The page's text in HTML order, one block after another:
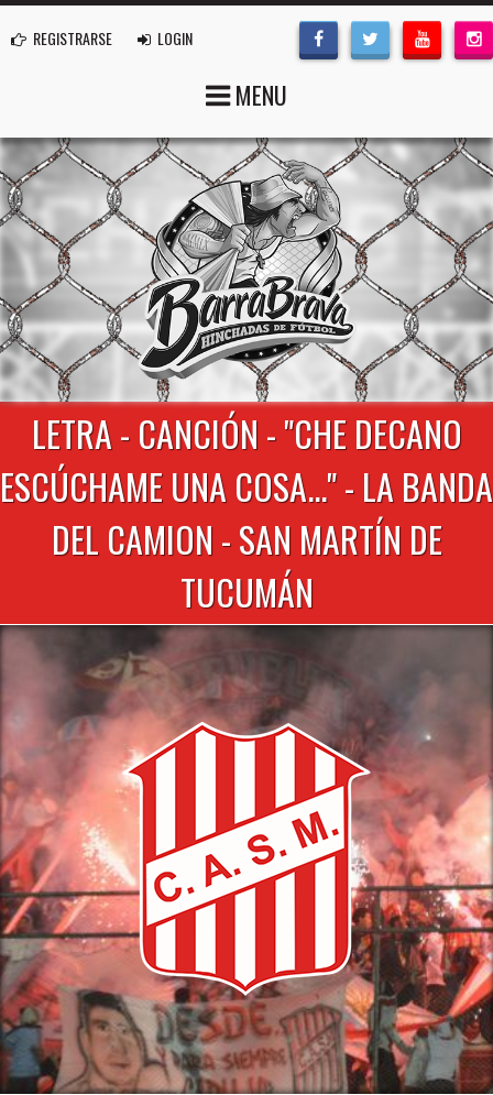
REGISTRARSE LOGIN
MENU
LETRA - CANCIÓN - "CHE DECANO
ESCÚCHAME UNA COSA..." - LA BANDA
DEL CAMION - SAN MARTÍN DE
TUCUMÁN